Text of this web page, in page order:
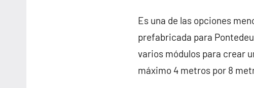
Es una de las opciones
prefabricada para
varios módulos para crear
máximo 4 metros por 8